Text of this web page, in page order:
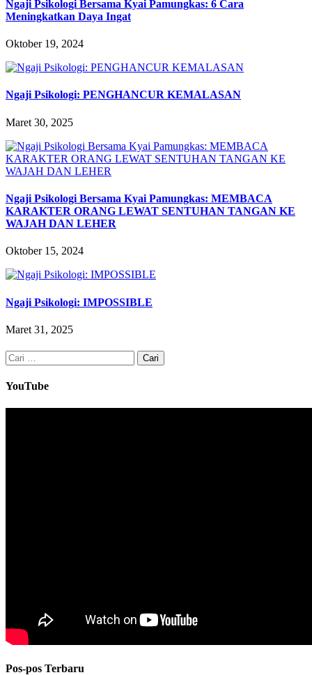
Ngaji Psikologi Bersama Kyai Pamungkas: 6 Cara
Meningkatkan Daya Ingat
Oktober 19, 2024
Ngaji Psikologi: PENGHANCUR KEMALASAN
Maret 30, 2025
Ngaji Psikologi Bersama Kyai Pamungkas: MEMBACA
KARAKTER ORANG LEWAT SENTUHAN TANGAN KE
WAJAH DAN LEHER
Oktober 15, 2024
Ngaji Psikologi: IMPOSSIBLE
Maret 31, 2025
Cari
untuk:
YouTube
Pos-pos Terbaru